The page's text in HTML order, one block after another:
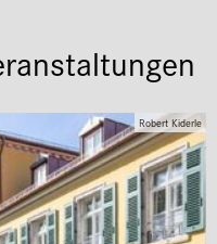
Robert Kiderle